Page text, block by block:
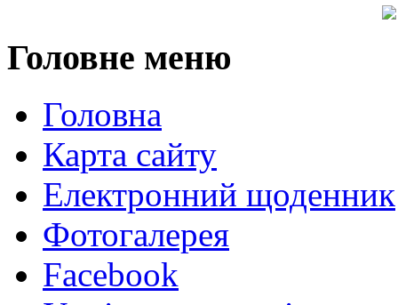
Головне меню
Головна
Карта сайту
Електронний щоденник
Фотогалерея
Facebook